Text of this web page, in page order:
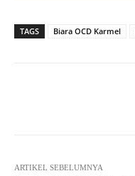
TAGS Biara OCD Karmel
ARTIKEL SEBELUMNYA